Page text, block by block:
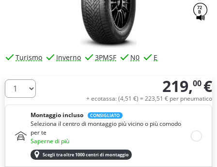
72
B
Turismo Inverno 3PMSF N0 E
Quantità 219,00 €
+ ecotassa: (4,51 €) = 223,51 € per pneumatico
Montaggio incluso
CONSIGLIATO
Seleziona il centro di montaggio più vicino o più comodo
per te
Saperne di più
Scegli tra oltre 1000 centri di montaggio